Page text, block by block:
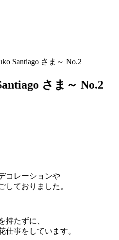
Santiago さま～ No.2
さま～ No.2
コレーションや
しておりました。
持たずに、
仕事をしています。